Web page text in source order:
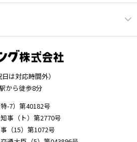
は対応時間外）
から徒歩8分
-7）第40182号
事（ト）第2770号
（15）第1072号